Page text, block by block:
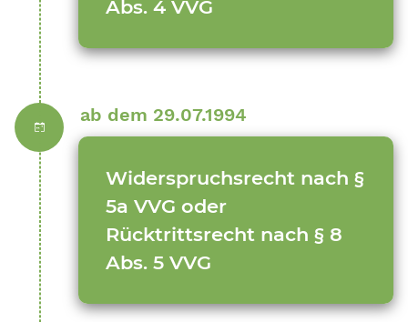
Abs. 4 VVG
ab dem 29.07.1994
Widerspruchsrecht nach §
5a VVG oder
Rücktrittsrecht nach § 8
Abs. 5 VVG